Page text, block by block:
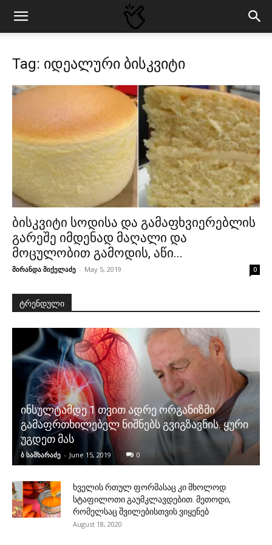
Tag: იდეალური ბისკვიტი
ბისკვიტი სოდისა და გამაფხვიერებლის
გარეშე იმდენად მაღალი და
მოცულობით გამოდის, აწი...
მირანდა მიქელაძე - May 5, 2019 0
ტრენდული
ინსულტამდე 1 თვით ადრე ორგანიზმი
გამაფრთხილებელ ნიშნებს გვიგზავნის. ყური
უგდეთ მას
ბ სამხარაძე - June 15, 2019 0
ხველის რთულ ფორმასაც კი მხოლოდ
სტაფილოთი გაუმკლავდებით. მეთოდი,
რომელსაც შვილებისთვის ვიყენებ
August 18, 2020